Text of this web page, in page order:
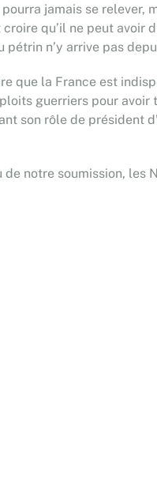
jamais se relever,
qu’il ne peut avoir
n’y arrive pas
que la France est
guerriers pour
son rôle de président
notre soumission, les